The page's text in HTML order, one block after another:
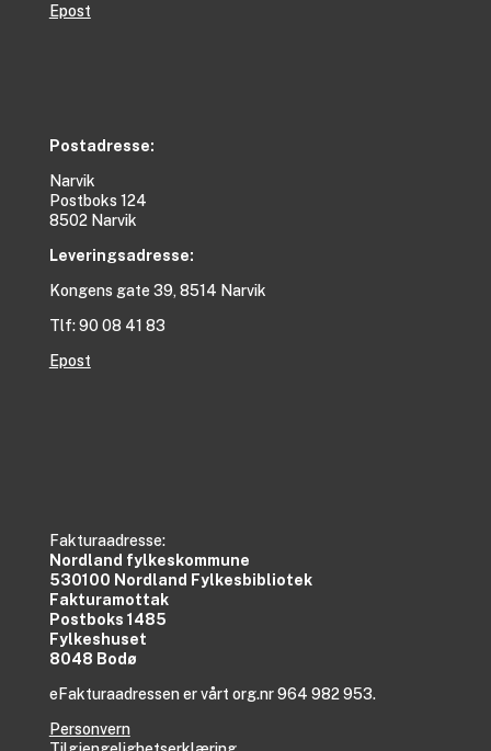
Epost
Postadresse:
Narvik
Postboks 124
8502 Narvik
Leveringsadresse:
Kongens gate 39, 8514 Narvik
Tlf: 90 08 41 83
Epost
Fakturaadresse:
Nordland fylkeskommune
530100 Nordland Fylkesbibliotek
Fakturamottak
Postboks 1485
Fylkeshuset
8048 Bodø
eFakturaadressen er vårt org.nr 964 982 953.
Personvern